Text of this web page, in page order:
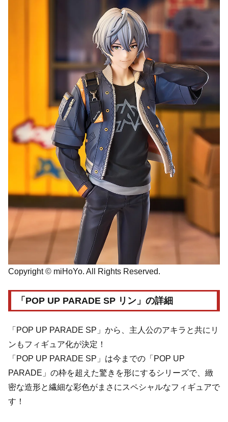
Copyright © miHoYo. All Rights Reserved.
「POP UP PARADE SP リン」の詳細
「POP UP PARADE SP」から、主人公のアキラと共にリ
ンもフィギュア化が決定！
「POP UP PARADE SP」は今までの「POP UP
PARADE」の枠を超えた驚きを形にするシリーズで、緻
密な造形と繊細な彩色がまさにスペシャルなフィギュアで
す！